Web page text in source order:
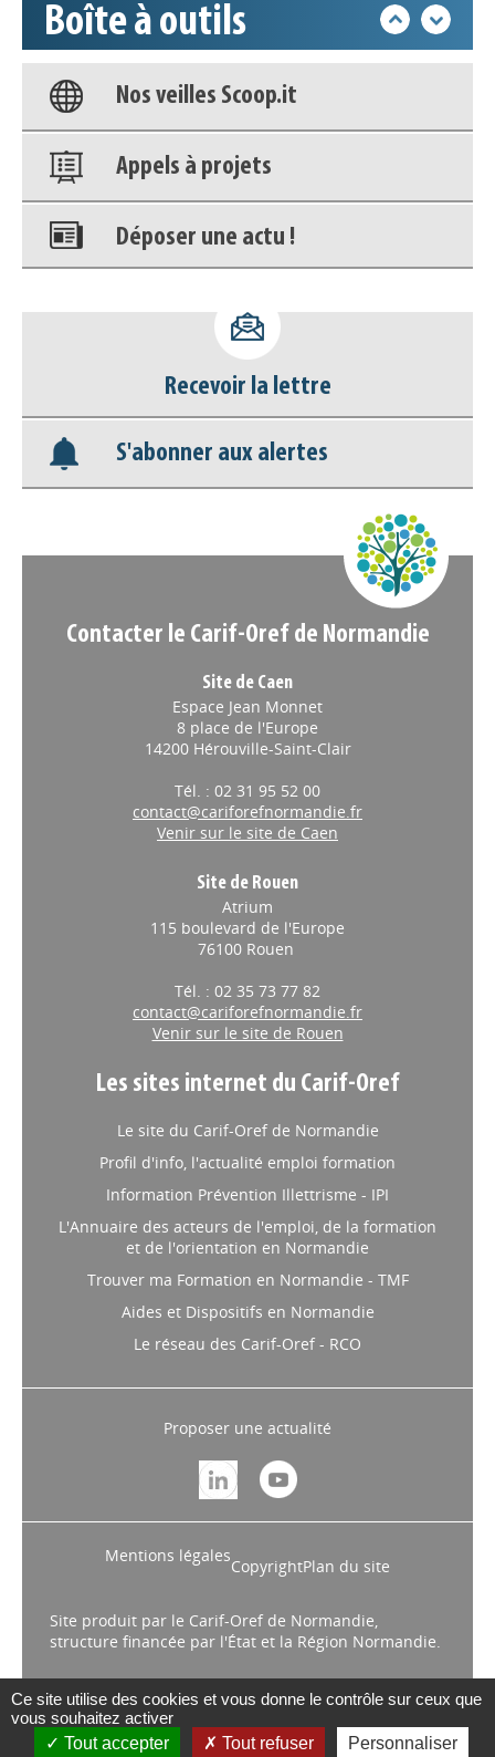
Boîte à outils
Base documentaire
Nos veilles Scoop.it
Appels à projets
Déposer une actu !
déconnecter)
Base documentaire
Nos veilles Scoop.it
Recevoir la lettre
S'abonner aux alertes
Contacter le Carif-Oref de Normandie
Site de Caen
Espace Jean Monnet
8 place de l'Europe
14200 Hérouville-Saint-Clair
Tél. : 02 31 95 52 00
contact@cariforefnormandie.fr
Venir sur le site de Caen
Site de Rouen
Atrium
115 boulevard de l'Europe
76100 Rouen
Tél. : 02 35 73 77 82
contact@cariforefnormandie.fr
Venir sur le site de Rouen
Les sites internet du Carif-Oref
Le site du Carif-Oref de Normandie
Profil d'info, l'actualité emploi formation
Information Prévention Illettrisme - IPI
L'Annuaire des acteurs de l'emploi, de la formation
et de l'orientation en Normandie
Trouver ma Formation en Normandie - TMF
Aides et Dispositifs en Normandie
Le réseau des Carif-Oref - RCO
Proposer une actualité
Mentions légales
CopyrightPlan du site
Site produit par le Carif-Oref de Normandie,
structure financée par l'État et la Région Normandie.
Ce site utilise des cookies et vous donne le contrôle sur ceux que
vous souhaitez activer
Tout accepter
Tout refuser Personnaliser